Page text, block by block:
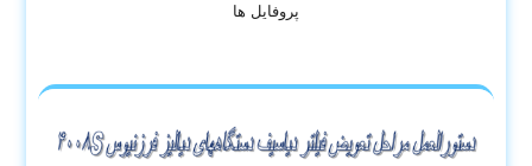
پروفایل ها